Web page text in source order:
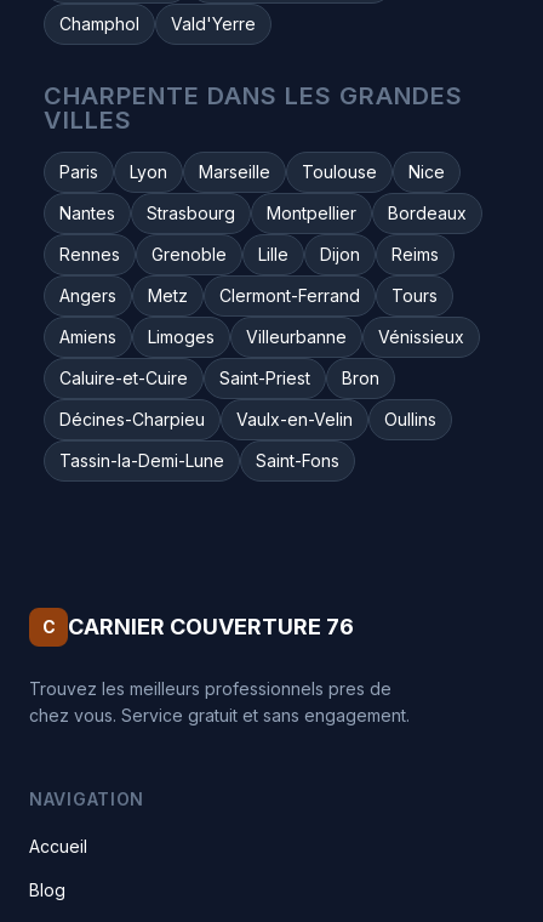
Champhol
Vald'Yerre
CHARPENTE DANS LES GRANDES
VILLES
Paris Lyon Marseille Toulouse
Nice
Nantes
Strasbourg Montpellier
Bordeaux
Rennes
Grenoble Lille Dijon
Reims
Angers
Metz Clermont-Ferrand
Tours
Amiens
Limoges Villeurbanne
Vénissieux
Caluire-et-Cuire
Saint-Priest
Bron
Décines-Charpieu
Vaulx-en-Velin
Oullins
Tassin-la-Demi-Lune
Saint-Fons
C CARNIER COUVERTURE 76
Trouvez les meilleurs professionnels pres de
chez vous. Service gratuit et sans engagement.
NAVIGATION
Accueil
Blog